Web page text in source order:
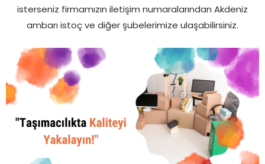
isterseniz firmamızın iletişim numaralarından Akdeniz
ambarı istoç ve diğer şubelerimize ulaşabilirsiniz.